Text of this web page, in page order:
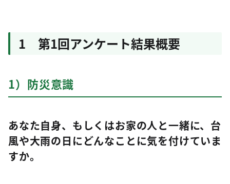
1 第1回アンケート結果概要
1）防災意識
あなた自身、もしくはお家の人と一緒に、台
風や大雨の日にどんなことに気を付けていま
すか。